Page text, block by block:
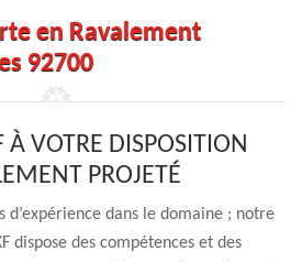
en Ravalement
92700
À VOTRE DISPOSITION
PROJETÉ
d’expérience dans le domaine ; notre
dispose des compétences et des